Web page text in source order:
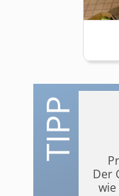
Der